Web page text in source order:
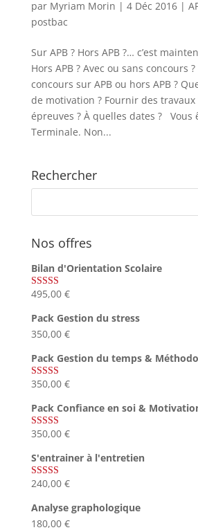
par Myriam Morin | 4 Déc 2016|
postbac
Sur APB ? Hors APB ?… c’est
Hors APB ? Avec ou sans concours
concours sur APB ou hors APB ?
de motivation ? Fournir des travaux
épreuves ? À quelles dates ? Vous
Terminale. Non...
Rechercher
Nos offres
Bilan d'Orientation Scolaire
Note4.75
495,00 €
Pack Gestion du stress
350,00 €
Pack Gestion du temps &
Note5.00
350,00 €
Pack Confiance en soi &
Note5.00
350,00 €
S'entrainer à l'entretien
Note4.83
240,00 €
Analyse graphologique
180,00 €